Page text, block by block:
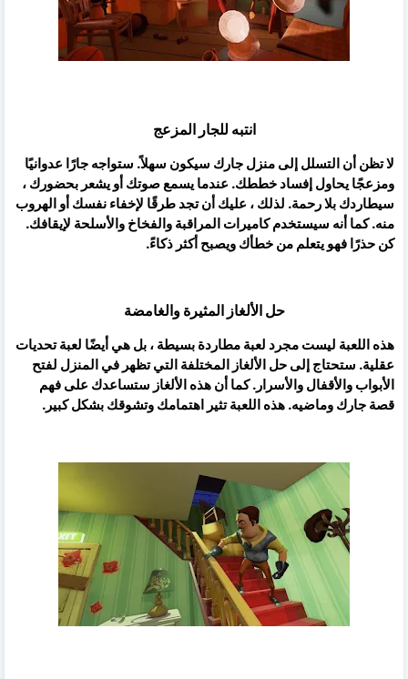
انتبه للجار المزعج
لا تظن أن التسلل إلى منزل جارك سيكون سهلاً. ستواجه جارًا عدوانيًا
ومزعجًا يحاول إفساد خططك. عندما يسمع صوتك أو يشعر بحضورك ،
سيطاردك بلا رحمة. لذلك ، عليك أن تجد طرقًا لإخفاء نفسك أو الهروب
منه. كما أنه سيستخدم كاميرات المراقبة والفخاخ والأسلحة لإيقافك.
كن حذرًا فهو يتعلم من خطأك ويصبح أكثر ذكاءً.
حل الألغاز المثيرة والغامضة
هذه اللعبة ليست مجرد لعبة مطاردة بسيطة ، بل هي أيضًا لعبة تحديات
عقلية. ستحتاج إلى حل الألغاز المختلفة التي تظهر في المنزل لفتح
الأبواب والأقفال والأسرار. كما أن هذه الألغاز ستساعدك على فهم
قصة جارك وماضيه. هذه اللعبة تثير اهتمامك وتشوقك بشكل كبير.